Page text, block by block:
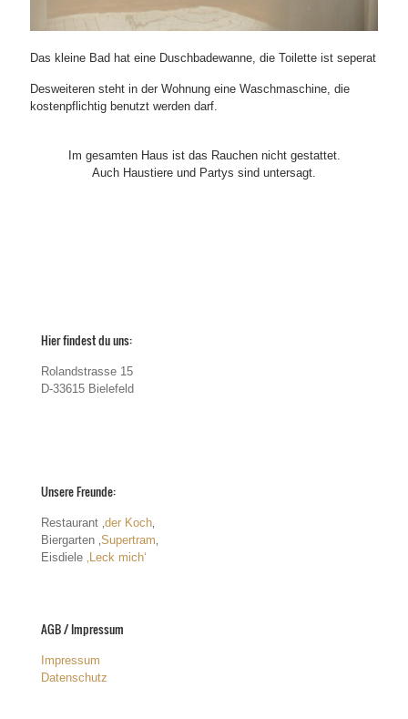
Das kleine Bad hat eine Duschbadewanne, die Toilette ist seperat
Desweiteren steht in der Wohnung eine Waschmaschine, die
kostenpflichtig benutzt werden darf.
Im gesamten Haus ist das Rauchen nicht gestattet.
Auch Haustiere und Partys sind untersagt.
Hier findest du uns:
Rolandstrasse 15
D-33615 Bielefeld
Unsere Freunde:
Restaurant ‚der Koch‚
Biergarten ‚Supertram‚
Eisdiele ‚Leck mich‘
AGB / Impressum
Impressum
Datenschutz